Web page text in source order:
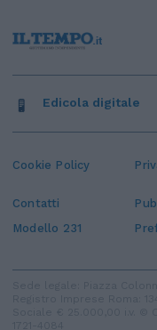
Cookie Policy
Contatti
Modello 231
Edicola digitale